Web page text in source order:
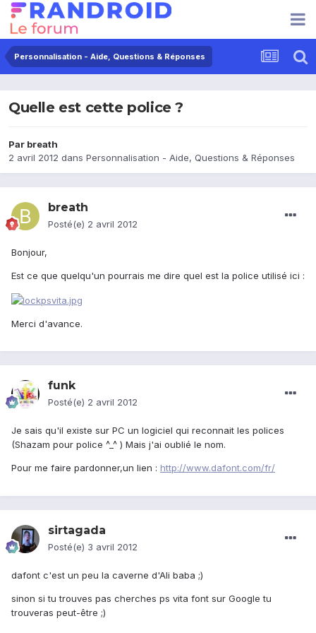
Personnalisation - Aide, Questions & Réponses
Quelle est cette police ?
Par breath
2 avril 2012 dans Personnalisation - Aide, Questions & Réponses
breath
Posté(e) 2 avril 2012
Bonjour,
Est ce que quelqu'un pourrais me dire quel est la police utilisé ici :
Merci d'avance.
funk
Posté(e) 2 avril 2012
Je sais qu'il existe sur PC un logiciel qui reconnait les polices
(Shazam pour police ^_^ ) Mais j'ai oublié le nom.
Pour me faire pardonner,un lien : http://www.dafont.com/fr/
sirtagada
Posté(e) 3 avril 2012
dafont c'est un peu la caverne d'Ali baba ;)
sinon si tu trouves pas cherches ps vita font sur Google tu
trouveras peut-être ;)